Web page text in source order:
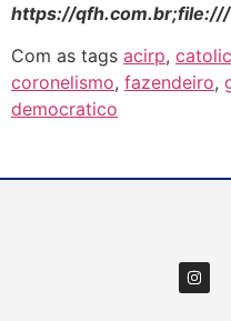
https://
Com as tags acirp,
coronelismo, fazendeiro,
democratico